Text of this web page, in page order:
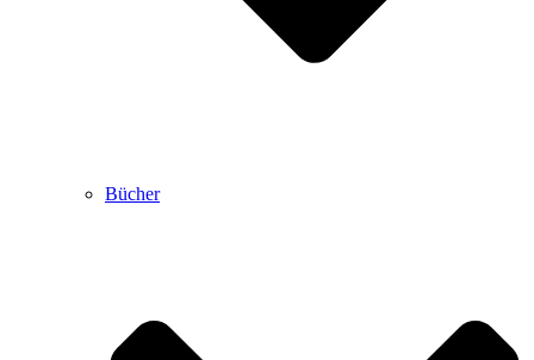
Bücher